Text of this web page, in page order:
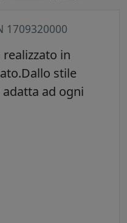
1709320000
in
stile
ad ogni